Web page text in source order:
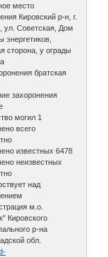
место
Кировский р-н, г.
ул. Советская, Дом
энергетиков,
сторона, у ограды
братская
захоронения
могил 1
всего
известных 6478
неизвестных
над
м.о.
Кировского
р-на
обл.